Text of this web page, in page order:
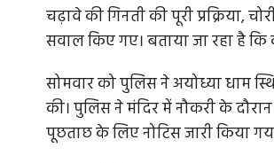
चढ़ावे की गिनती की पूरी प्रक्रिया,
सवाल किए गए। बताया जा रहा है
सोमवार को पुलिस ने अयोध्या धाम
की। पुलिस ने मंदिर में नौकरी के
पूछताछ के लिए नोटिस जारी किया
टीचर तक, राजा रघुवंशी हत्याकांड:
इंदौर के चर्चित राजा रघुवंशी